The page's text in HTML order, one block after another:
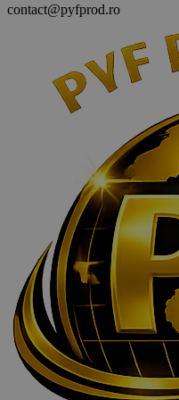
contact@pyfprod.ro